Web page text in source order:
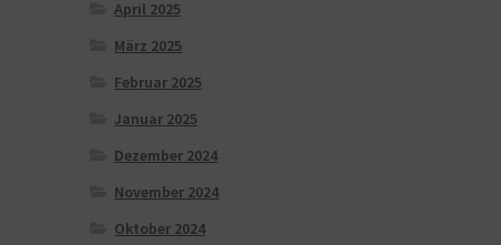
April 2025
März 2025
Februar 2025
Januar 2025
Dezember 2024
November 2024
Oktober 2024